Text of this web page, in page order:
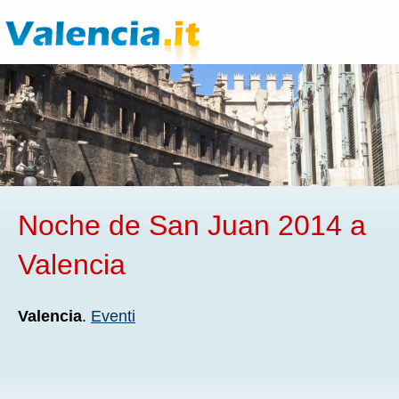
Noche de San Juan 2014 a
Valencia
Valencia. Eventi